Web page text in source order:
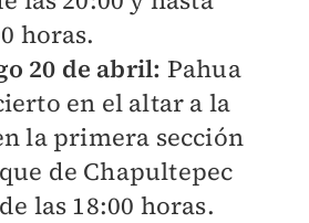
horas.
20 de abril: Pahua
en el altar a la
la primera sección
de Chapultepec
las 18:00 horas.